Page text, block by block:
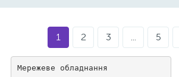
1 2 3 ... 5
Мережеве обладнання